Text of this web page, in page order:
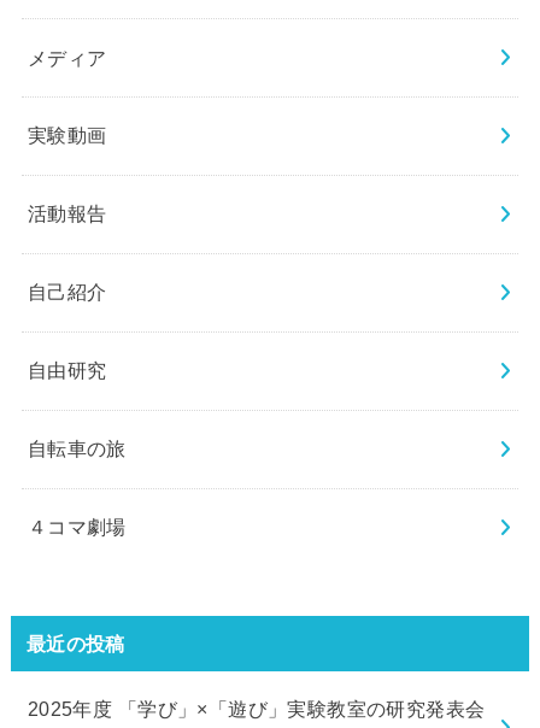
メディア
実験動画
活動報告
自己紹介
自由研究
自転車の旅
４コマ劇場
最近の投稿
2025年度 「学び」×「遊び」実験教室の研究発表会